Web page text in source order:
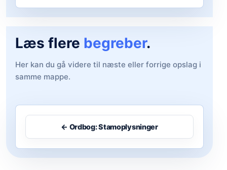
Læs flere begreber.
Her kan du gå videre til næste eller forrige opslag i
samme mappe.
← Ordbog: Stamoplysninger